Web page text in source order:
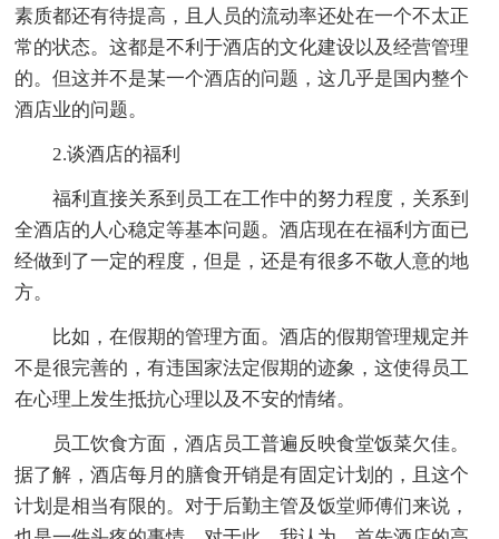
素质都还有待提高，且人员的流动率还处在一个不太正
常的状态。这都是不利于酒店的文化建设以及经营管理
的。但这并不是某一个酒店的问题，这几乎是国内整个
酒店业的问题。
2.谈酒店的福利
福利直接关系到员工在工作中的努力程度，关系到
全酒店的人心稳定等基本问题。酒店现在在福利方面已
经做到了一定的程度，但是，还是有很多不敬人意的地
方。
比如，在假期的管理方面。酒店的假期管理规定并
不是很完善的，有违国家法定假期的迹象，这使得员工
在心理上发生抵抗心理以及不安的情绪。
员工饮食方面，酒店员工普遍反映食堂饭菜欠佳。
据了解，酒店每月的膳食开销是有固定计划的，且这个
计划是相当有限的。对于后勤主管及饭堂师傅们来说，